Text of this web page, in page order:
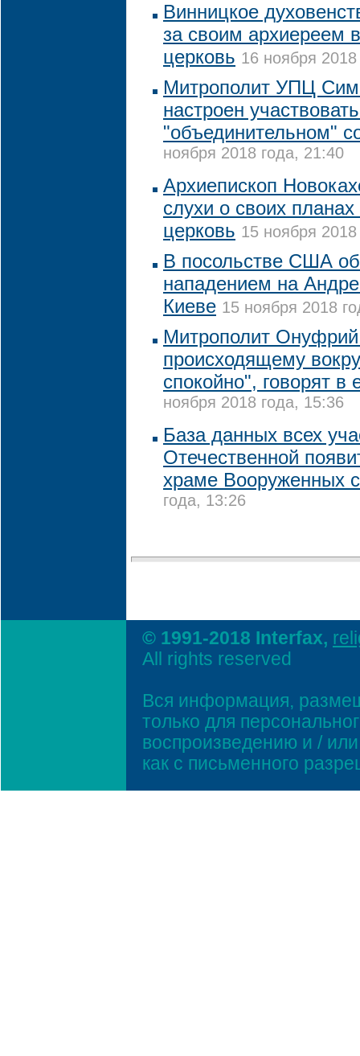
Винницкое
за своим архиереем
церковь 16 ноября
Митрополит УПЦ
настроен
"объединительном"
ноября 2018 года, 21:40
Архиепископ
слухи о своих
церковь 15 ноября
В посольстве США
нападением на
Киеве 15 ноября 2018
Митрополит Онуфрий
происходящему
спокойно", говорят в
ноября 2018 года, 15:36
База данных всех
Отечественной
храме Вооруженных
года, 13:26
© 1991-2018 Interfax,
All rights reserved
Вся информация,
только для
воспроизведению и /
как с письменного